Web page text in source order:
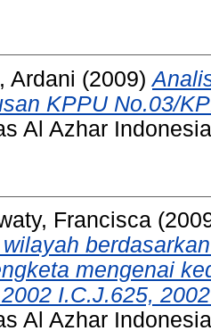
Ardani (2009)
KPPU No.03/
Al Azhar
Francisca
mengenai
I.C.J.625,
Al Azhar